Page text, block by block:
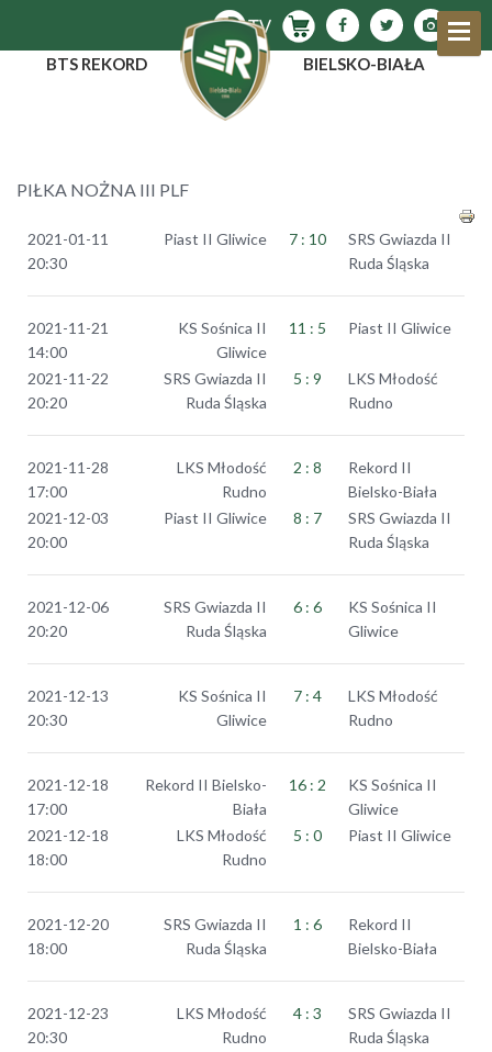
BTS REKORD BIELSKO-BIAŁA
PIŁKA NOŻNA III PLF
2021-01-11
20:30
Piast II Gliwice 7 : 10
SRS Gwiazda II
Ruda Śląska
2021-11-21
14:00
KS Sośnica II
Gliwice
11 : 5 Piast II Gliwice
2021-11-22
20:20
SRS Gwiazda II
Ruda Śląska
5 : 9
LKS Młodość
Rudno
2021-11-28
17:00
LKS Młodość
Rudno
2 : 8
Rekord II
Bielsko-Biała
2021-12-03
20:00
Piast II Gliwice 8 : 7
SRS Gwiazda II
Ruda Śląska
2021-12-06
20:20
SRS Gwiazda II
Ruda Śląska
6 : 6
KS Sośnica II
Gliwice
2021-12-13
20:30
KS Sośnica II
Gliwice
7 : 4
LKS Młodość
Rudno
2021-12-18
17:00
Rekord II Bielsko-
Biała
16 : 2
KS Sośnica II
Gliwice
2021-12-18
18:00
LKS Młodość
Rudno
5 : 0 Piast II Gliwice
2021-12-20
18:00
SRS Gwiazda II
Ruda Śląska
1 : 6
Rekord II
Bielsko-Biała
2021-12-23
20:30
LKS Młodość
Rudno
4 : 3
SRS Gwiazda II
Ruda Śląska